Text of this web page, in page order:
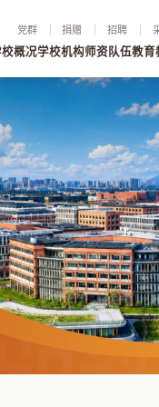
党群 捐赠 招聘
概况学校机构师资队伍教育